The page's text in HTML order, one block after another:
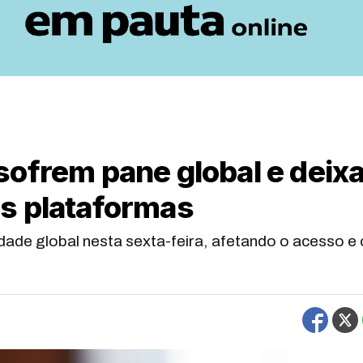
pane global e
plataformas
global nesta sexta-feira, afetando o acesso e